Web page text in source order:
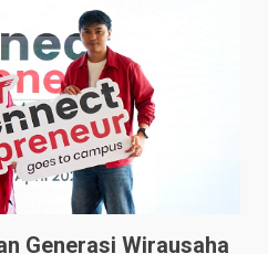
Generasi Wirausaha